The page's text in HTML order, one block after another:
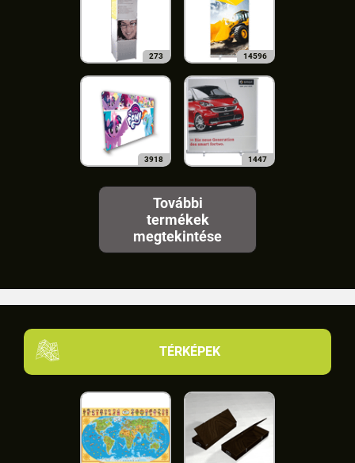
273 14596
3918 1447
További
termékek
megtekintése
TÉRKÉPEK